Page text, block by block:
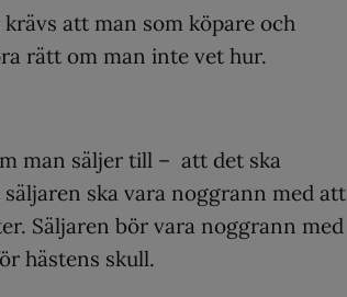
att man som köpare och
rätt om man inte vet hur.
man säljer till – att det ska
ska vara noggrann med att
Säljaren bör vara noggrann med
hästens skull.